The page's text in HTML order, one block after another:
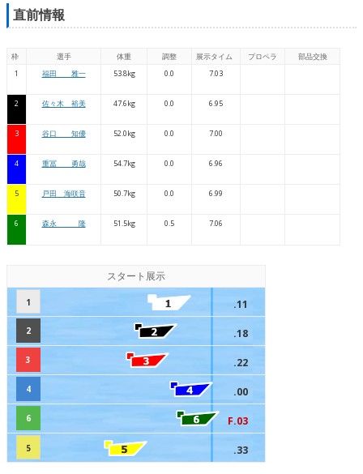
直前情報
枠 選手 体重 調整 展示タイム プロペラ
部品交換
1
福田 雅一 53.8kg 0.0 7.03
2 佐々木 裕美 47.6kg 0.0 6.95
3 谷口 知優 52.0kg 0.0 7.00
4 重冨 勇哉 54.7kg 0.0 6.96
5 戸田 海咲音 50.7kg 0.0 6.99
6 森永 隆 51.5kg 0.5 7.06
スタート展示
1 .11
2 .18
3 .22
4 .00
6 F.03
5 .33